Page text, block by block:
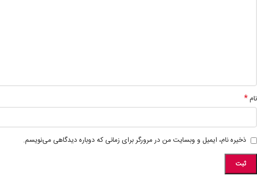
نام*
ذخیره نام، ایمیل و وبسایت من در مرورگر برای زمانی که دوباره دیدگاهی می‌نویسم.